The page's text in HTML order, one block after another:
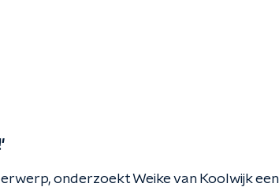
onderzoekt Weike van Koolwijk een